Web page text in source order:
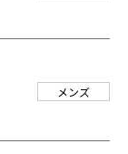
メンズ